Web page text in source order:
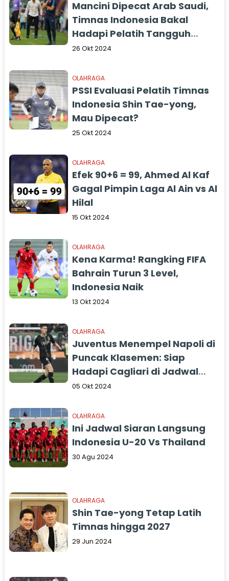
Mancini Dipecat Arab Saudi,
Timnas Indonesia Bakal
Hadapi Pelatih Tangguh
yang Kalahkan Messi dan
26 Okt 2024
OLAHRAGA
PSSI Evaluasi Pelatih Timnas
Indonesia Shin Tae-yong,
Mau Dipecat?
25 Okt 2024
OLAHRAGA
Efek 90+6 = 99, Ahmed Al Kaf
Gagal Pimpin Laga Al Ain vs Al
Hilal
15 Okt 2024
OLAHRAGA
Kena Karma! Rangking FIFA
Bahrain Turun 3 Level,
Indonesia Naik
13 Okt 2024
OLAHRAGA
Juventus Menempel Napoli di
Puncak Klasemen: Siap
Hadapi Cagliari di Jadwal
Serie A Terbaru
05 Okt 2024
OLAHRAGA
Ini Jadwal Siaran Langsung
Indonesia U-20 Vs Thailand
30 Agu 2024
OLAHRAGA
Shin Tae-yong Tetap Latih
Timnas hingga 2027
29 Jun 2024